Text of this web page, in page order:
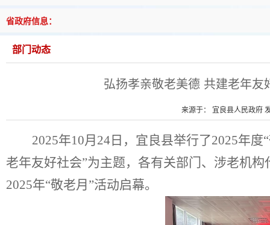
省政府信息：
部门动态
弘扬孝亲敬老美德 共建老年
来源于： 宜良县人民政府
2025年10月 24 日，宜良县举行了2025年度
老年友好社会”为主题，各有关部门、涉老机
2025年“敬老月”活动启幕。